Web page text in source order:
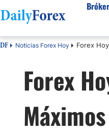
España
Argentina
Rep. Dominicana
Mexico
Divisas
EUR/USD
USD/PEN
Sobre Nosotros
Política editorial
Cómo generamos
Nuestra metodología
DF Noticias Forex Hoy Forex
Forex
Máximos